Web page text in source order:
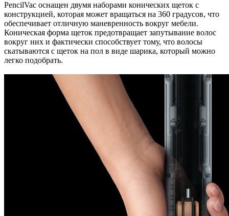
PencilVac оснащен двумя наборами конических щеток с
конструкцией, которая может вращаться на 360 градусов, что
обеспечивает отличную маневренность вокруг мебели.
Коническая форма щеток предотвращает запутывание волос
вокруг них и фактически способствует тому, что волосы
скатываются с щеток на пол в виде шарика, который можно
легко подобрать.